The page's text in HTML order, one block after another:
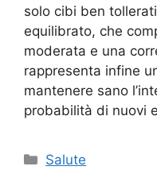
solo cibi ben
equilibrato, che
moderata e una
rappresenta infine
mantenere sano
probabilità di nuovi
Categorie
Salute